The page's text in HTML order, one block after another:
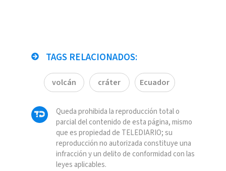
TAGS RELACIONADOS:
volcán cráter Ecuador
Queda prohibida la reproducción total o
parcial del contenido de esta página, mismo
que es propiedad de TELEDIARIO; su
reproducción no autorizada constituye una
infracción y un delito de conformidad con las
leyes aplicables.